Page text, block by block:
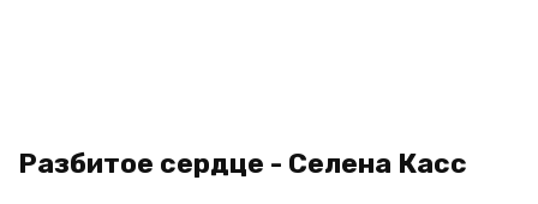
Разбитое сердце - Селена Касс